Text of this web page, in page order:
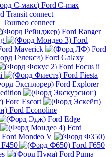
Ford C-max
Transit connect
Tourneo connect
Ford Ranger
Ford
Maverick
Ford
Ford Galaxy
Ford Focus ii
Ford Fiesta
Ford Explorer
Ford Escort
Ford Econoline
Ford Edge
Ford
Ford Mondeo V
Ford F650
Ford Puma